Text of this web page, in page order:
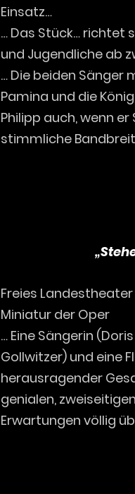
Einsatz…
… Das Stück… richtet
und Jugendliche ab
… Die beiden Sänger
Pamina und die
Philipp auch, wenn
stimmliche
Freies
Miniatur der Oper
… Eine Sängerin
Gollwitzer) und eine
herausragender
genialen,
Erwartungen völlig